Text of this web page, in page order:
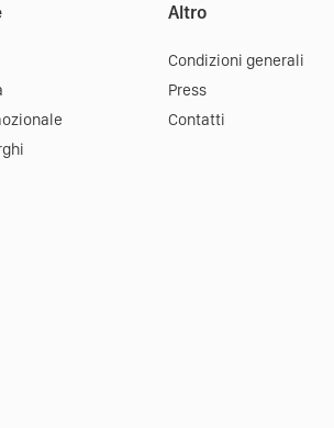
Altro
Condizioni generali
Press
Contatti